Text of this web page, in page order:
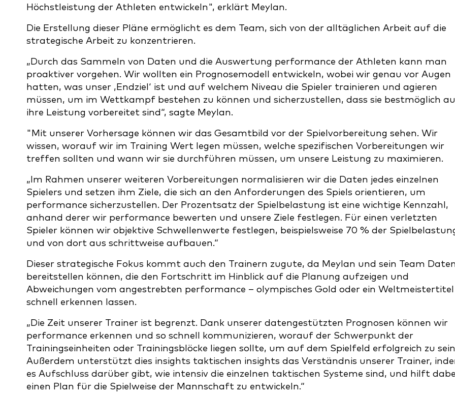
Höchstleistung der Athleten entwickeln", erklärt Meylan.
Die Erstellung dieser Pläne ermöglicht es dem Team, sich von der alltäglichen Arbeit auf die
strategische Arbeit zu konzentrieren.
„Durch das Sammeln von Daten und die Auswertung performance der Athleten kann man
proaktiver vorgehen. Wir wollten ein Prognosemodell entwickeln, wobei wir genau vor Augen
hatten, was unser ‚Endziel‘ ist und auf welchem Niveau die Spieler trainieren und agieren
müssen, um im Wettkampf bestehen zu können und sicherzustellen, dass sie bestmöglich
ihre Leistung vorbereitet sind“, sagte Meylan.
"Mit unserer Vorhersage können wir das Gesamtbild vor der Spielvorbereitung sehen. Wir
wissen, worauf wir im Training Wert legen müssen, welche spezifischen Vorbereitungen wir
treffen sollten und wann wir sie durchführen müssen, um unsere Leistung zu maximieren.
„Im Rahmen unserer weiteren Vorbereitungen normalisieren wir die Daten jedes einzelnen
Spielers und setzen ihm Ziele, die sich an den Anforderungen des Spiels orientieren, um
performance sicherzustellen. Der Prozentsatz der Spielbelastung ist eine wichtige Kennzahl,
anhand derer wir performance bewerten und unsere Ziele festlegen. Für einen verletzten
Spieler können wir objektive Schwellenwerte festlegen, beispielsweise 70 % der
und von dort aus schrittweise aufbauen.“
Dieser strategische Fokus kommt auch den Trainern zugute, da Meylan und sein Team
bereitstellen können, die den Fortschritt im Hinblick auf die Planung aufzeigen und
Abweichungen vom angestrebten performance – olympisches Gold oder ein Weltmeistertitel
schnell erkennen lassen.
„Die Zeit unserer Trainer ist begrenzt. Dank unserer datengestützten Prognosen können wir
performance erkennen und so schnell kommunizieren, worauf der Schwerpunkt der
Trainingseinheiten oder Trainingsblöcke liegen sollte, um auf dem Spielfeld erfolgreich zu
Außerdem unterstützt dies insights taktischen insights das Verständnis unserer Trainer,
es Aufschluss darüber gibt, wie intensiv die einzelnen taktischen Systeme sind, und hilft
einen Plan für die Spielweise der Mannschaft zu entwickeln.“